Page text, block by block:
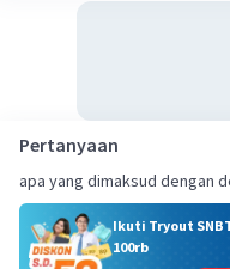
Pertanyaan
apa yang dimaksud dengan
Ikuti Tryout
100rb